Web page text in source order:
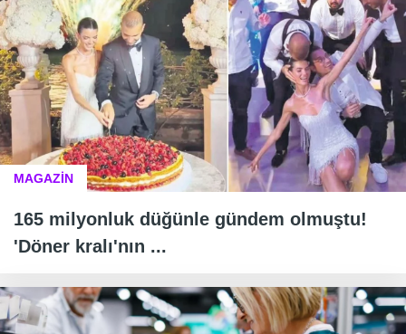
MAGAZİN
165 milyonluk düğünle gündem olmuştu!
'Döner kralı'nın ...